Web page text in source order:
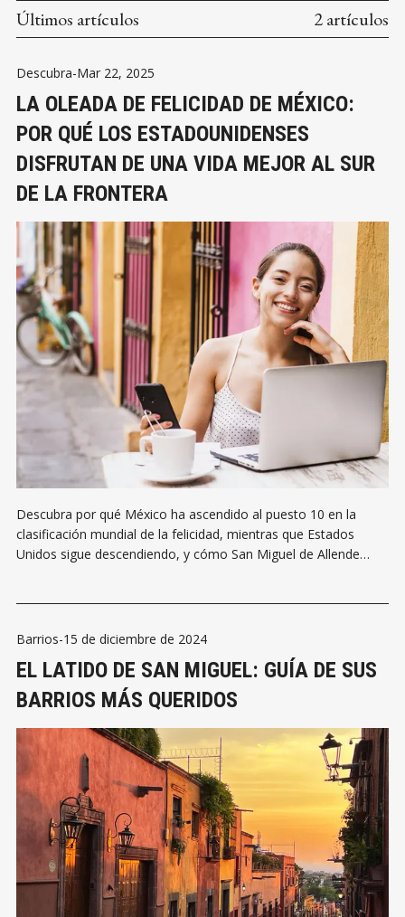
Últimos artículos 2 artículos
Descubra-Mar 22, 2025
LA OLEADA DE FELICIDAD DE MÉXICO:
POR QUÉ LOS ESTADOUNIDENSES
DISFRUTAN DE UNA VIDA MEJOR AL SUR
DE LA FRONTERA
Descubra por qué México ha ascendido al puesto 10 en la
clasificación mundial de la felicidad, mientras que Estados
Unidos sigue descendiendo, y cómo San Miguel de Allende
vida elevada.
Barrios-15 de diciembre de 2024
EL LATIDO DE SAN MIGUEL: GUÍA DE SUS
BARRIOS MÁS QUERIDOS